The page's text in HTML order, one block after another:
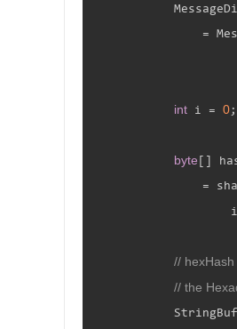
=
int i = 0 ;
byte []
=
//
// the